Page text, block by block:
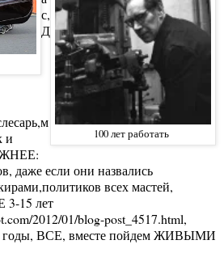
100 лет работать
с,
Д
и
даже если они назвались
всех мастей,
15 лет
2012/01/blog-post_4517.html,
годы, ВСЕ, вместе пойдем ЖИВЫМИ